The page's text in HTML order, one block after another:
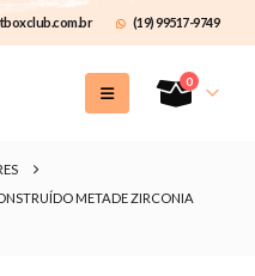
(19) 99517-9749
0
METADE ZIRCONIA